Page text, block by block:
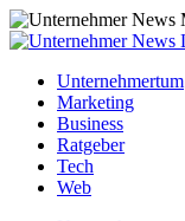
Unternehmertum
Marketing
Business
Ratgeber
Tech
Web